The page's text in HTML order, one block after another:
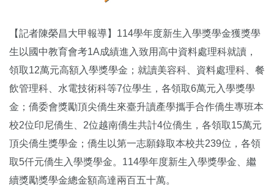
【記者陳榮昌大甲報導】114學年度新生入學獎學金獲獎學
生以國中教育會考1A成績進入致用高中資料處理科就讀，
領取12萬元高額入學獎學金；就讀美容科、資料處理科、餐
飲管理科、水電技術科等7位學生，各領取6萬元入學獎學
金；僑委會獎勵頂尖僑生來臺升讀產學攜手合作僑生專班本
校2位印尼僑生、2位越南僑生共計4位僑生，各領取15萬元
頂尖僑生獎學金；僑生以第一志願錄取本校共239位，各領
取5仟元僑生入學獎學金。114學年度新生入學獎學金、繼
續獎勵獎學金總金額高達兩百五十萬。